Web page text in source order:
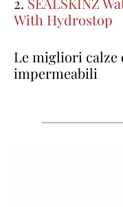
With Hydrostop
Le migliori calze
impermeabili